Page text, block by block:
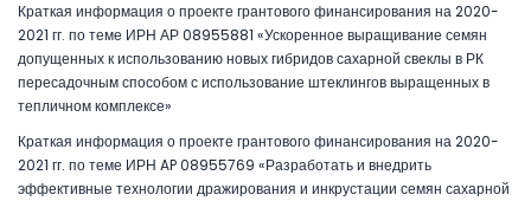
Краткая информация о проекте грантового финансирования на 2020-
2021 гг. по теме ИРН АР 08955881 «Ускоренное выращивание семян
допущенных к использованию новых гибридов сахарной свеклы в РК
пересадочным способом с использование штеклингов выращенных в
тепличном комплексе»
Краткая информация о проекте грантового финансирования на 2020-
2021 гг. по теме ИРН AP 08955769 «Разработать и внедрить
эффективные технологии дражирования и инкрустации семян сахарной